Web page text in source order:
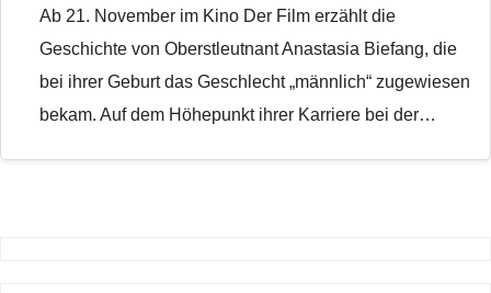
Ab 21. November im Kino Der Film erzählt die
Geschichte von Oberstleutnant Anastasia Biefang, die
bei ihrer Geburt das Geschlecht „männlich“ zugewiesen
bekam. Auf dem Höhepunkt ihrer Karriere bei der…